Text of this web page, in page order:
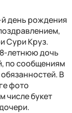
день рождения
Сури Круз.
летнюю дочь
по сообщениям
В
фото
числе букет